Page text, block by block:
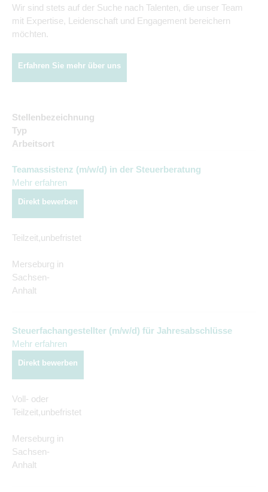
Wir sind stets auf der Suche nach Talenten, die unser Team
mit Expertise, Leidenschaft und Engagement bereichern
möchten.
Erfahren Sie mehr über uns
Stellenbezeichnung
Typ
Arbeitsort
Teamassistenz (m/w/d) in der Steuerberatung
Mehr erfahren
Direkt bewerben
Teilzeit,unbefristet
Merseburg in
Sachsen-
Anhalt
Steuerfachangestellter (m/w/d) für Jahresabschlüsse
Mehr erfahren
Direkt bewerben
Voll- oder
Teilzeit,unbefristet
Merseburg in
Sachsen-
Anhalt